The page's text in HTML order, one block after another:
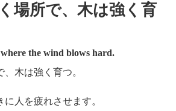
場所で、木は強く育
the wind blows hard.
木は強く育つ。
人を疲れさせます。